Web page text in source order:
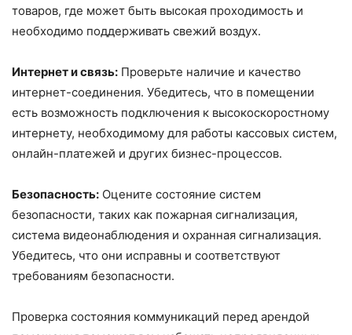
товаров, где может быть высокая проходимость и
необходимо поддерживать свежий воздух.
Интернет и связь: Проверьте наличие и качество
интернет-соединения. Убедитесь, что в помещении
есть возможность подключения к высокоскоростному
интернету, необходимому для работы кассовых систем,
онлайн-платежей и других бизнес-процессов.
Безопасность: Оцените состояние систем
безопасности, таких как пожарная сигнализация,
система видеонаблюдения и охранная сигнализация.
Убедитесь, что они исправны и соответствуют
требованиям безопасности.
Проверка состояния коммуникаций перед арендой